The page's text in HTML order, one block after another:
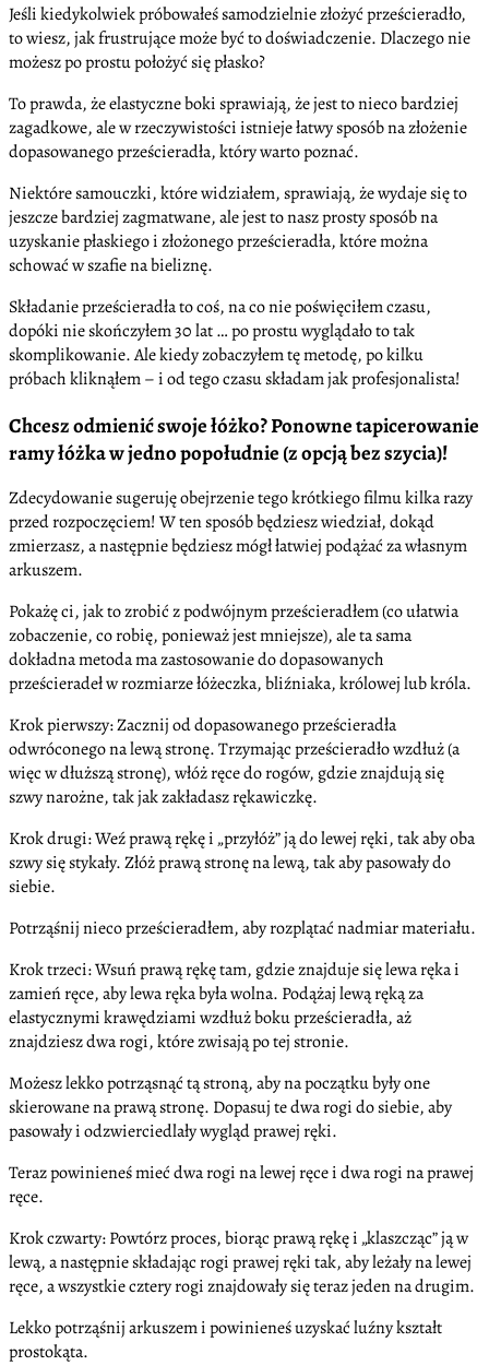
Jeśli kiedykolwiek próbowałeś samodzielnie złożyć prześcieradło,
to wiesz, jak frustrujące może być to doświadczenie. Dlaczego nie
możesz po prostu położyć się płasko?
To prawda, że elastyczne boki sprawiają, że jest to nieco bardziej
zagadkowe, ale w rzeczywistości istnieje łatwy sposób na złożenie
dopasowanego prześcieradła, który warto poznać.
Niektóre samouczki, które widziałem, sprawiają, że wydaje się to
jeszcze bardziej zagmatwane, ale jest to nasz prosty sposób na
uzyskanie płaskiego i złożonego prześcieradła, które można
schować w szafie na bieliznę.
Składanie prześcieradła to coś, na co nie poświęciłem czasu,
dopóki nie skończyłem 30 lat … po prostu wyglądało to tak
skomplikowanie. Ale kiedy zobaczyłem tę metodę, po kilku
próbach kliknąłem – i od tego czasu składam jak profesjonalista!
Chcesz odmienić swoje łóżko? Ponowne tapicerowanie
ramy łóżka w jedno popołudnie (z opcją bez szycia)!
Zdecydowanie sugeruję obejrzenie tego krótkiego filmu kilka razy
przed rozpoczęciem! W ten sposób będziesz wiedział, dokąd
zmierzasz, a następnie będziesz mógł łatwiej podążać za własnym
arkuszem.
Pokażę ci, jak to zrobić z podwójnym prześcieradłem (co ułatwia
zobaczenie, co robię, ponieważ jest mniejsze), ale ta sama
dokładna metoda ma zastosowanie do dopasowanych
prześcieradeł w rozmiarze łóżeczka, bliźniaka, królowej lub króla.
Krok pierwszy: Zacznij od dopasowanego prześcieradła
odwróconego na lewą stronę. Trzymając prześcieradło wzdłuż (a
więc w dłuższą stronę), włóż ręce do rogów, gdzie znajdują się
szwy narożne, tak jak zakładasz rękawiczkę.
Krok drugi: Weź prawą rękę i „przyłóż” ją do lewej ręki, tak aby oba
szwy się stykały. Złóż prawą stronę na lewą, tak aby pasowały do
siebie.
Potrząśnij nieco prześcieradłem, aby rozplątać nadmiar materiału.
Krok trzeci: Wsuń prawą rękę tam, gdzie znajduje się lewa ręka i
zamień ręce, aby lewa ręka była wolna. Podążaj lewą ręką za
elastycznymi krawędziami wzdłuż boku prześcieradła, aż
znajdziesz dwa rogi, które zwisają po tej stronie.
Możesz lekko potrząsnąć tą stroną, aby na początku były one
skierowane na prawą stronę. Dopasuj te dwa rogi do siebie, aby
pasowały i odzwierciedlały wygląd prawej ręki.
Teraz powinieneś mieć dwa rogi na lewej ręce i dwa rogi na prawej
ręce.
Krok czwarty: Powtórz proces, biorąc prawą rękę i „klaszcząc” ją w
lewą, a następnie składając rogi prawej ręki tak, aby leżały na lewej
ręce, a wszystkie cztery rogi znajdowały się teraz jeden na drugim.
Lekko potrząśnij arkuszem i powinieneś uzyskać luźny kształt
prostokąta.